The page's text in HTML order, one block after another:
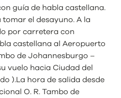
guía de habla castellana.
el desayuno. A la
por carretera con
castellana al Aeropuerto
de Johannesburgo –
vuelo hacia Ciudad del
).La hora de salida desde
O. R. Tambo de